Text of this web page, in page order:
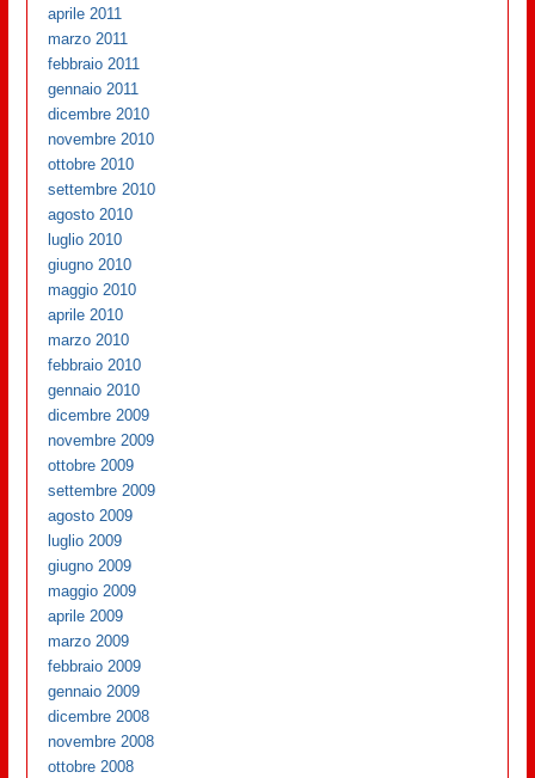
aprile 2011
marzo 2011
febbraio 2011
gennaio 2011
dicembre 2010
novembre 2010
ottobre 2010
settembre 2010
agosto 2010
luglio 2010
giugno 2010
maggio 2010
aprile 2010
marzo 2010
febbraio 2010
gennaio 2010
dicembre 2009
novembre 2009
ottobre 2009
settembre 2009
agosto 2009
luglio 2009
giugno 2009
maggio 2009
aprile 2009
marzo 2009
febbraio 2009
gennaio 2009
dicembre 2008
novembre 2008
ottobre 2008